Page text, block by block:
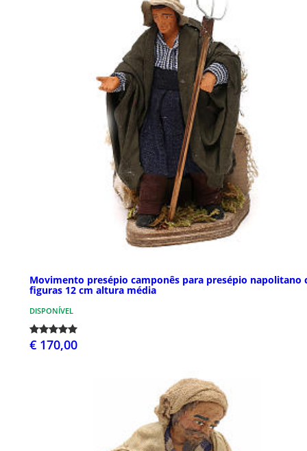
Movimento presépio camponês para presépio napolitano
figuras 12 cm altura média
DISPONÍVEL
€ 170,00